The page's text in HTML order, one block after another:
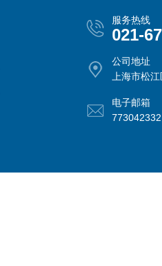
服务热线
021-
公司地址
上海市松
电子邮箱